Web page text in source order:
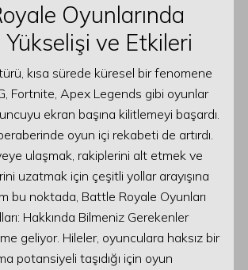
Oyunlarında
ve Etkileri
kısa sürede küresel bir fenomene
Fortnite, Apex Legends gibi oyunlar
ekran başına kilitlemeyi başardı.
oyun içi rekabeti de artırdı.
ulaşmak, rakiplerini alt etmek ve
uzatmak için çeşitli yollar arayışına
bu noktada, Battle Royale Oyunları
Hakkında Bilmeniz Gerekenler
geliyor. Hileler, oyunculara haksız bir
potansiyeli taşıdığı için oyun